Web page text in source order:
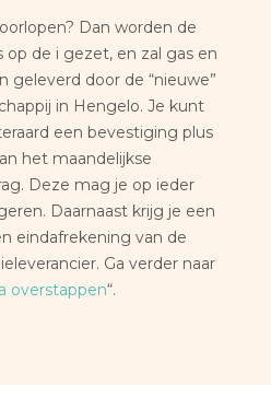
Dan worden de
op de i gezet, en zal gas en
geleverd door de “nieuwe”
in Hengelo. Je kunt
een bevestiging plus
het maandelijkse
Deze mag je op ieder
Daarnaast krijg je een
eindafrekening van de
Ga verder naar
overstappen“.